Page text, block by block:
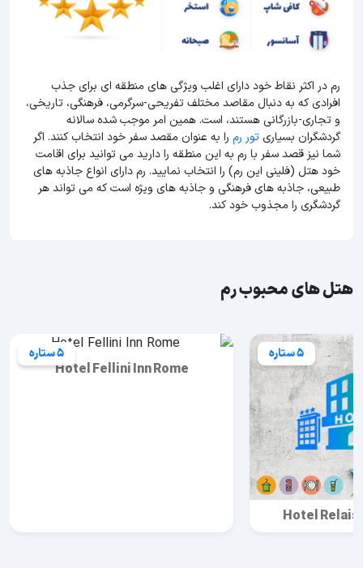
رم در اکثر نقاط خود دارای اغلب ویژگی های منطقه ای برای جذب
افرادی که به دنبال مقاصد مختلف تفریحی-سرگرمی، فرهنگی، تاریخی،
و تجاری-بازرگانی هستند، است. همین امر موجب شده سالانه
گردشگران بسیاریتور رم را به عنوان مقصد سفر خود انتخاب کنند. اگر
شما نیز قصد سفر با رم به این منطقه را دارید می توانید برای اقامت
خود هتل (فلینی این رم) را انتخاب نمایید. رم دارای انواع جاذبه های
طبیعی، جاذبه های فرهنگی و جاذبه های ویژه است که می تواند هر
گردشگری را مجذوب خود کند.
هتل های محبوب رم
5 ستاره
Hotel Relais
5 ستاره
Hotel Fellini Inn Rome